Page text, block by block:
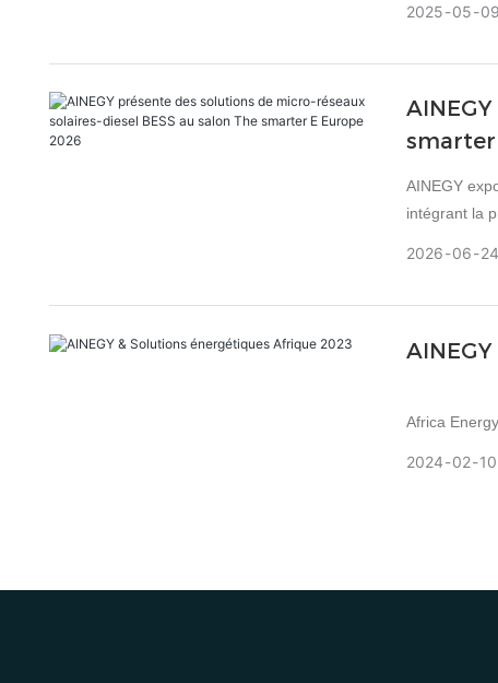
2025 05 09
smarter
AINEGY
intégrant la
2026 06 24
Africa
2024 02 10